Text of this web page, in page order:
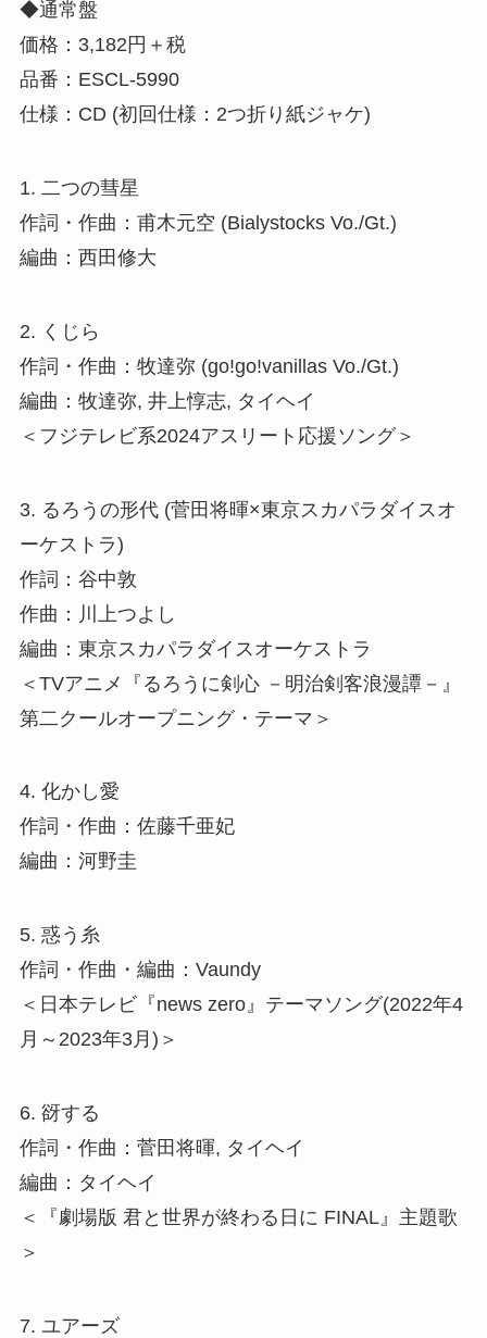
◆通常盤
価格：3,182円＋税
品番：ESCL-5990
仕様：CD (初回仕様：2つ折り紙ジャケ)
1. 二つの彗星
作詞・作曲：甫木元空 (Bialystocks Vo./Gt.)
編曲：西田修大
2. くじら
作詞・作曲：牧達弥 (go!go!vanillas Vo./Gt.)
編曲：牧達弥, 井上惇志, タイヘイ
＜フジテレビ系2024アスリート応援ソング＞
3. るろうの形代 (菅田将暉×東京スカパラダイスオ
ーケストラ)
作詞：谷中敦
作曲：川上つよし
編曲：東京スカパラダイスオーケストラ
＜TVアニメ『るろうに剣心 －明治剣客浪漫譚－』
第二クールオープニング・テーマ＞
4. 化かし愛
作詞・作曲：佐藤千亜妃
編曲：河野圭
5. 惑う糸
作詞・作曲・編曲：Vaundy
＜日本テレビ『news zero』テーマソング(2022年4
月～2023年3月)＞
6. 谺する
作詞・作曲：菅田将暉, タイヘイ
編曲：タイヘイ
＜『劇場版 君と世界が終わる日に FINAL』主題歌
＞
7. ユアーズ